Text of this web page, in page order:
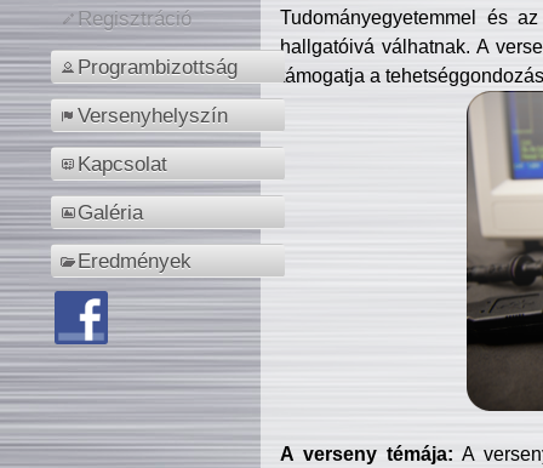
Regisztráció
Programbizottság
Versenyhelyszín
Kapcsolat
Galéria
Eredmények
Tudományegyetemmel és
hallgatóivá válhatnak. A
támogatja a
A verseny témája: A